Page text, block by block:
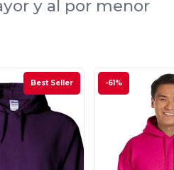
y al por menor
Best Seller -61%